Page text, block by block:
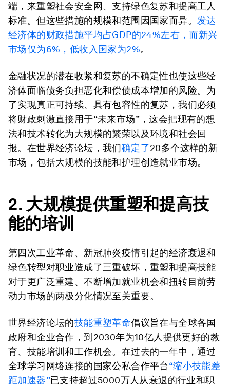
端，来重塑社会安全网、支持绿色复苏和提高工人
标准。但这些措施的规模和范围因国家而异。 发达
经济体的财政措施平均占GDP的24%左右，而新兴
市场仅为6%，低收入国家为2%。
金融状况的潜在收紧和复苏的不确定性也使这些经
济体面临债务负担恶化和偿债成本增加的风险。为
了实现真正可持续、具有包容性的复苏，我们必须
将财政刺激直接用于“未来市场”，这会把现有的想
法和技术转化为大规模的繁荣以及环境和社会回
报。在世界经济论坛，我们确定了20多个这样的新
市场，包括大规模的技能和护理创造就业市场。
2. 大规模提供重塑和提高技
能的培训
第四次工业革命、新冠肺炎疫情引起的经济衰退和
绿色转型对职业造成了三重破坏，重塑和提高技能
对于更广泛重建、不断增加就业机会和扭转目前劳
动力市场的两极分化情况至关重要。
世界经济论坛的技能重塑革命倡议旨在与全球各国
政府和企业合作，到2030年为10亿人提供更好的教
育、技能培训和工作机会。在过去的一年中，通过
全球学习网络连接的国家公私合作平台“缩小技能差
距加速器”已支持超过5000万人从衰退的行业和职